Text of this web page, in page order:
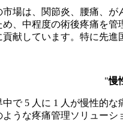
場は、関節炎、腰痛、
、中程度の術後疼痛を
献しています。特に先
"慢
で 5 人に 1 人が慢性的
うな疼痛管理ソリュー